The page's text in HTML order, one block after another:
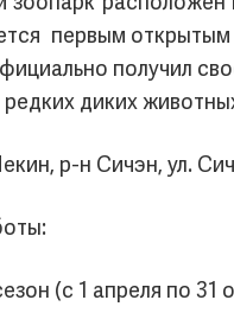
первым
получил
диких
р-н Сичэн, ул.
(с 1 апреля по 31